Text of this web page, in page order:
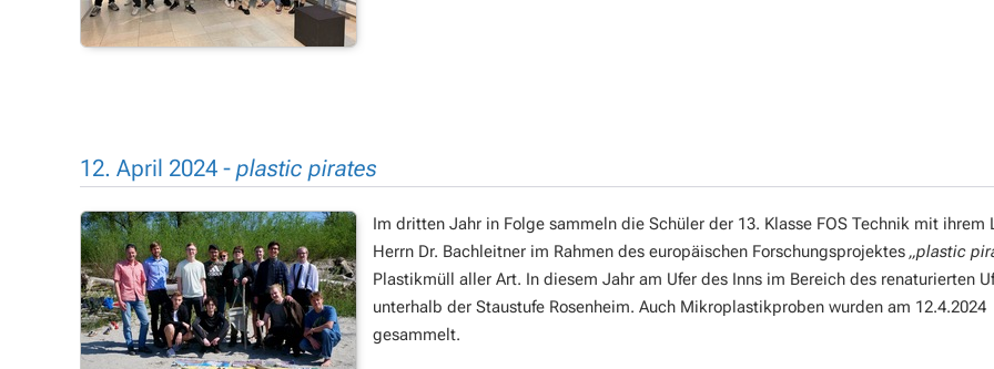
12. April 2024 - plastic pirates
Im dritten Jahr in Folge sammeln die Schüler der 13. Klasse FOS Technik mit ihrem
Herrn Dr. Bachleitner im Rahmen des europäischen Forschungsprojektes „plastic
Plastikmüll aller Art. In diesem Jahr am Ufer des Inns im Bereich des renaturierten
unterhalb der Staustufe Rosenheim. Auch Mikroplastikproben wurden am 12.4.2024
gesammelt.